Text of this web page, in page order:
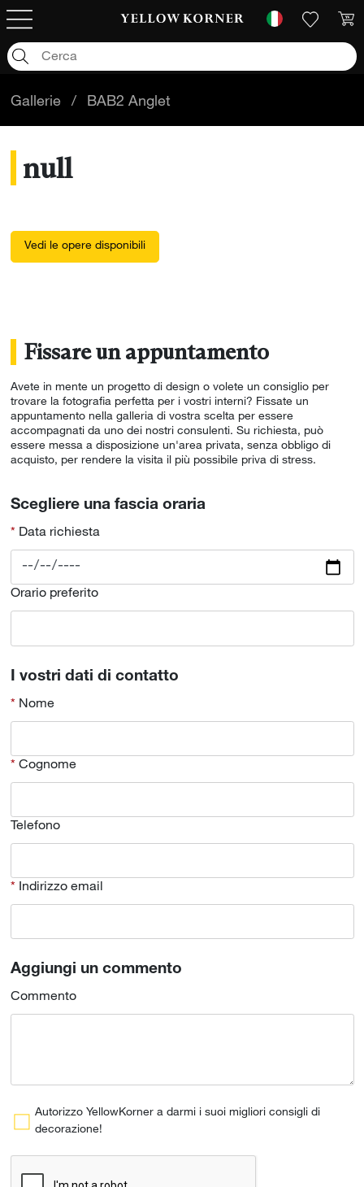
Gallerie / BAB2 Anglet
null
Vedi le opere disponibili
Fissare un appuntamento
Avete in mente un progetto di design o volete un consiglio per
trovare la fotografia perfetta per i vostri interni? Fissate un
appuntamento nella galleria di vostra scelta per essere
accompagnati da uno dei nostri consulenti. Su richiesta, può
essere messa a disposizione un'area privata, senza obbligo di
acquisto, per rendere la visita il più possibile priva di stress.
Scegliere una fascia oraria
Data richiesta
Orario preferito
I vostri dati di contatto
Nome
Cognome
Telefono
Indirizzo email
Aggiungi un commento
Commento
Autorizzo YellowKorner a darmi i suoi migliori consigli di
decorazione!